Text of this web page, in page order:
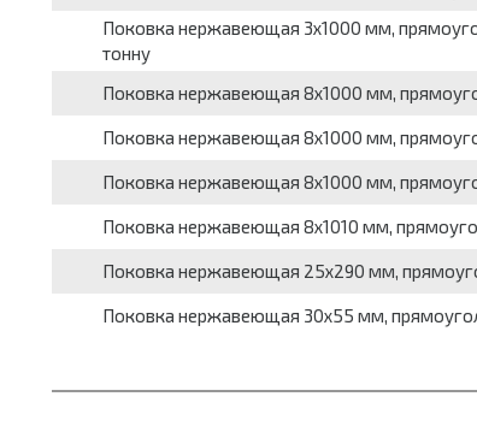
Поковка нержавеющая 3x1000 мм,
тонну
Поковка нержавеющая 8x1000 мм,
Поковка нержавеющая 8x1000 мм,
Поковка нержавеющая 8x1000 мм,
Поковка нержавеющая 8x1010 мм,
Поковка нержавеющая 25x290 мм,
Поковка нержавеющая 30x55 мм,